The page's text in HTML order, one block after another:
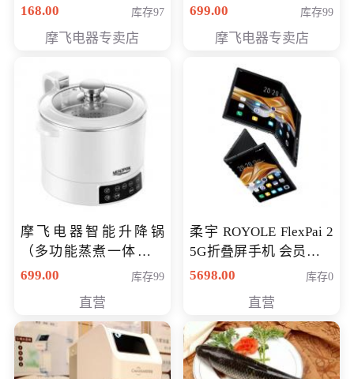
168.00 库存97
摩飞电器专卖店
（智能升降养生锅） 会
699.00 库存99
摩飞电器专卖店
摩飞电器智能升降锅
（多功能蒸煮一体锅）
（智能升降养生锅） 会
699.00 库存99
直营
柔宇 ROYOLE FlexPai 2
5G折叠屏手机 会员专享
购买价格 4998元
5698.00 库存0
直营